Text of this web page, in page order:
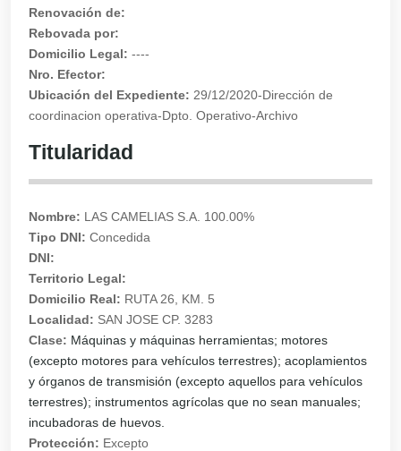
Renovación de:
Rebovada por:
Domicilio Legal: ----
Nro. Efector:
Ubicación del Expediente: 29/12/2020-Dirección de
coordinacion operativa-Dpto. Operativo-Archivo
Titularidad
Nombre: LAS CAMELIAS S.A. 100.00%
Tipo DNI: Concedida
DNI:
Territorio Legal:
Domicilio Real: RUTA 26, KM. 5
Localidad: SAN JOSE CP. 3283
Clase: Máquinas y máquinas herramientas; motores
(excepto motores para vehículos terrestres); acoplamientos
y órganos de transmisión (excepto aquellos para vehículos
terrestres); instrumentos agrícolas que no sean manuales;
incubadoras de huevos.
Protección: Excepto